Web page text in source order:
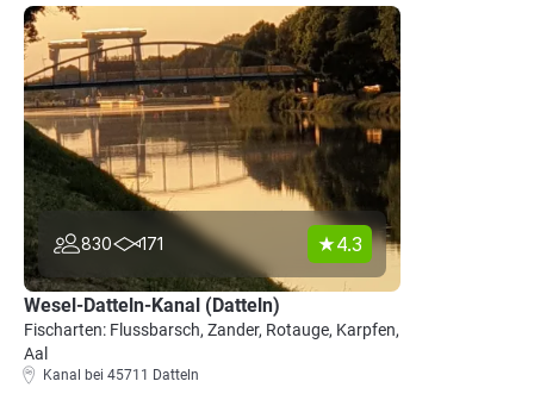
830 171 4.3
Wesel-Datteln-Kanal (Datteln)
Fischarten: Flussbarsch, Zander, Rotauge, Karpfen,
Aal
Kanal bei 45711 Datteln